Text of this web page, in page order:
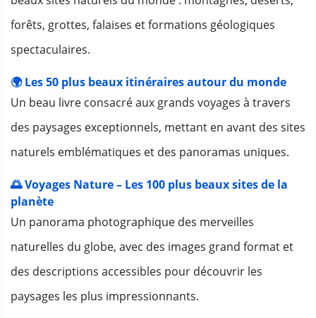
forêts, grottes, falaises et formations géologiques
spectaculaires.
🌍 Les 50 plus beaux itinéraires autour du monde
Un beau livre consacré aux grands voyages à travers
des paysages exceptionnels, mettant en avant des sites
naturels emblématiques et des panoramas uniques.
🌅 Voyages Nature – Les 100 plus beaux sites de la
planète
Un panorama photographique des merveilles
naturelles du globe, avec des images grand format et
des descriptions accessibles pour découvrir les
paysages les plus impressionnants.